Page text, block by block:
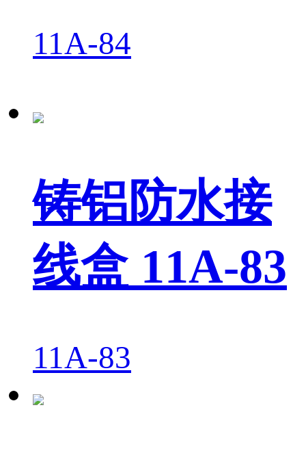
11A-84
铸铝防水接
线盒 11A-83
11A-83